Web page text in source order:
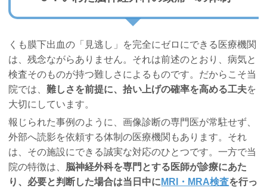
くも膜下出血の「見逃し」を完全にゼロにできる医療機関
は、残念ながらありません。それは前述のとおり、病気と
検査そのものが持つ難しさによるものです。だからこそ当
院では、難しさを前提に、拾い上げの確率を高める工夫を
大切にしています。
報じられた事例のように、画像診断の専門医が常駐せず、
外部へ読影を依頼する体制の医療機関もあります。それ
は、その施設にできる誠実な対応のひとつです。一方で当
院の特徴は、 脳神経外科を専門とする医師が診療にあた
り、必要と判断した場合は当日中に MRI・MRA検査を行っ